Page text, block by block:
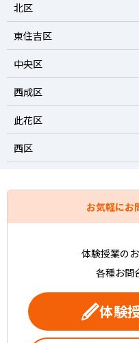
北区
東住吉区
中央区
西成区
此花区
西区
お気軽にお
体験授業の
各種お問
体験